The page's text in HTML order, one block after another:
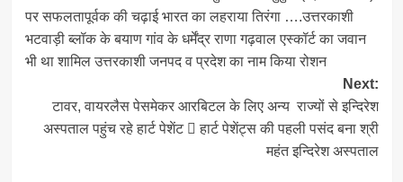
पर सफलतापूर्वक की चढ़ाई भारत का लहराया तिरंगा ….उत्तरकाशी
भटवाड़ी ब्लॉक के बयाण गांव के धर्मेंद्र राणा गढ़वाल एस्कॉर्ट का जवान
भी था शामिल उत्तरकाशी जनपद व प्रदेश का नाम किया रोशन
Next:
टावर, वायरलैस पेसमेकर आरबिटल के लिए अन्य राज्यों से इन्दिरेश
अस्पताल पहुंच रहे हार्ट पेशेंट  हार्ट पेशेंट्स की पहली पसंद बना श्री
महंत इन्दिरेश अस्पताल